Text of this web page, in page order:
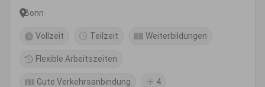
Bonn
Vollzeit Teilzeit Weiterbildungen
Flexible Arbeitszeiten
Gute Verkehrsanbindung 4